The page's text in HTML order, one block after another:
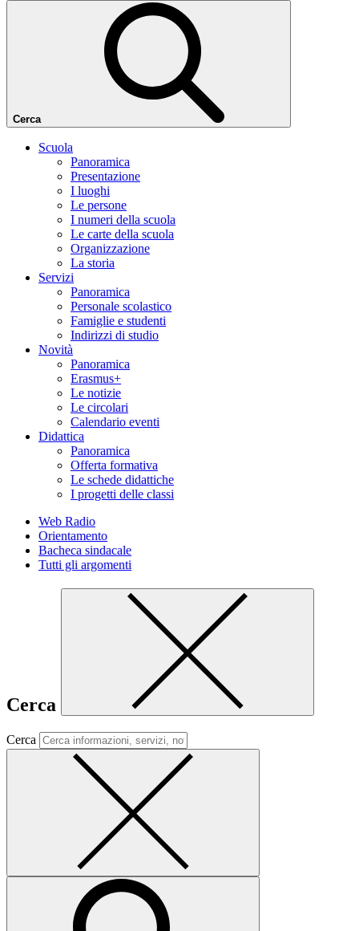
Cerca
Scuola
Panoramica
Presentazione
I luoghi
Le persone
I numeri della scuola
Le carte della scuola
Organizzazione
La storia
Servizi
Panoramica
Personale scolastico
Famiglie e studenti
Indirizzi di studio
Novità
Panoramica
Erasmus+
Le notizie
Le circolari
Calendario eventi
Didattica
Panoramica
Offerta formativa
Le schede didattiche
I progetti delle classi
Web Radio
Orientamento
Bacheca sindacale
Tutti gli argomenti
Cerca
Cerca